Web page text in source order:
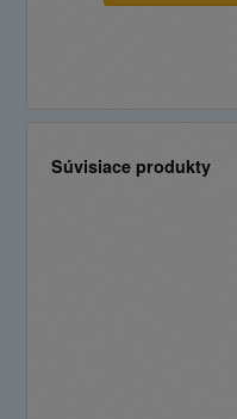
Súvisiace produkty